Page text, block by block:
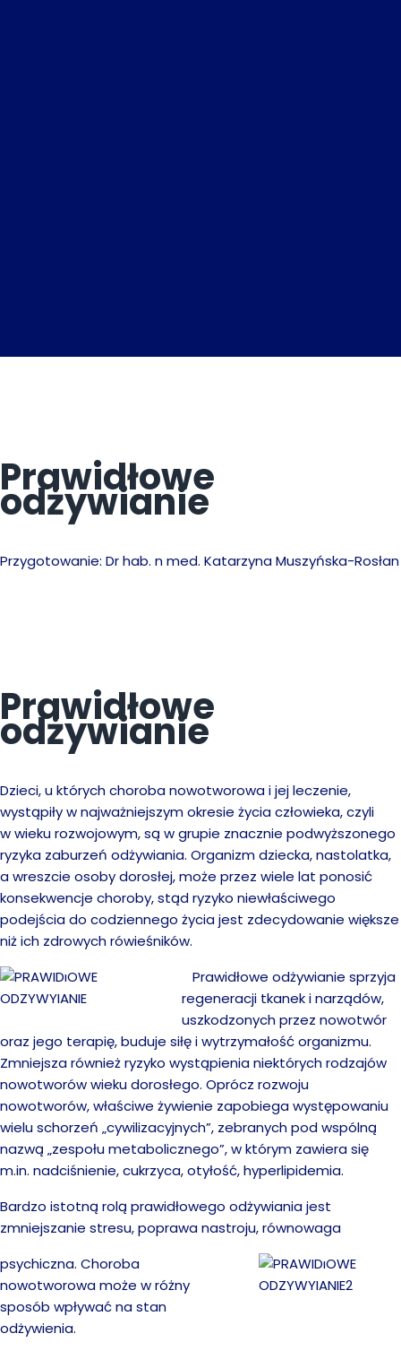
Prawidłowe
odżywianie
Przygotowanie: Dr hab. n med. Katarzyna Muszyńska-Rosłan
Prawidłowe
odżywianie
Dzieci, u których choroba nowotworowa i jej leczenie,
wystąpiły w najważniejszym okresie życia człowieka, czyli
w wieku rozwojowym, są w grupie znacznie podwyższonego
ryzyka zaburzeń odżywiania. Organizm dziecka, nastolatka,
a wreszcie osoby dorosłej, może przez wiele lat ponosić
konsekwencje choroby, stąd ryzyko niewłaściwego
podejścia do codziennego życia jest zdecydowanie większe
niż ich zdrowych rówieśników.
Prawidłowe odżywianie sprzyja
regeneracji tkanek i narządów,
uszkodzonych przez nowotwór
oraz jego terapię, buduje siłę i wytrzymałość organizmu.
Zmniejsza również ryzyko wystąpienia niektórych rodzajów
nowotworów wieku dorosłego. Oprócz rozwoju
nowotworów, właściwe żywienie zapobiega występowaniu
wielu schorzeń „cywilizacyjnych”, zebranych pod wspólną
nazwą „zespołu metabolicznego”, w którym zawiera się
m.in. nadciśnienie, cukrzyca, otyłość, hyperlipidemia.
Bardzo istotną rolą prawidłowego odżywiania jest
zmniejszanie stresu, poprawa nastroju, równowaga
psychiczna. Choroba
nowotworowa może w różny
sposób wpływać na stan
odżywienia.